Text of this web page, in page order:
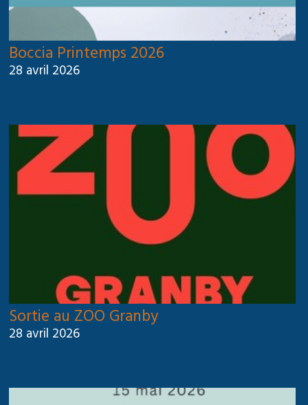
Boccia Printemps 2026
28 avril 2026
Sortie au ZOO Granby
28 avril 2026